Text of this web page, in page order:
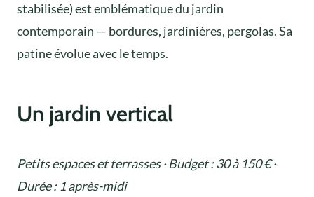
stabilisée) est emblématique du jardin
contemporain — bordures, jardinières, pergolas. Sa
patine évolue avec le temps.
Un jardin vertical
Petits espaces et terrasses · Budget : 30 à 150 € ·
Durée : 1 après-midi